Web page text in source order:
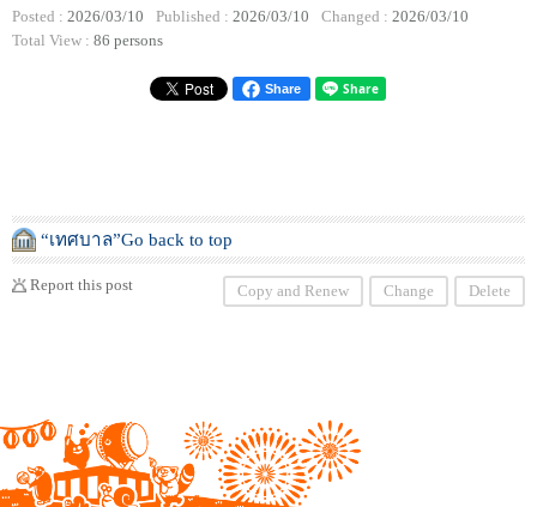
Posted : 2026/03/10 Published : 2026/03/10 Changed : 2026/03/10
Total View : 86 persons
Share
“เทศบาล”Go back to top
Report this post Copy and Renew Change Delete